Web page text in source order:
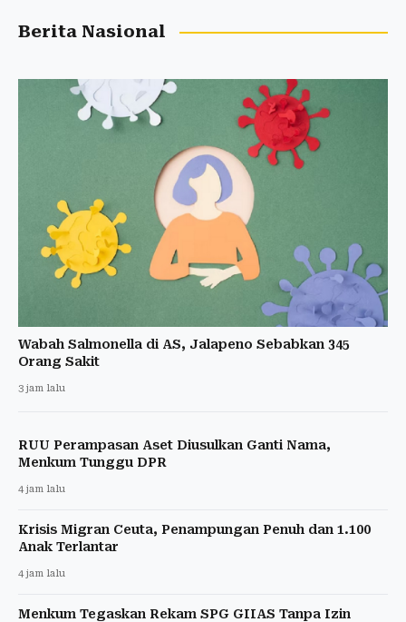
Berita Nasional
Wabah Salmonella di AS, Jalapeno Sebabkan 345
Orang Sakit
3 jam lalu
RUU Perampasan Aset Diusulkan Ganti Nama,
Menkum Tunggu DPR
4 jam lalu
Krisis Migran Ceuta, Penampungan Penuh dan 1.100
Anak Terlantar
4 jam lalu
Menkum Tegaskan Rekam SPG GIIAS Tanpa Izin